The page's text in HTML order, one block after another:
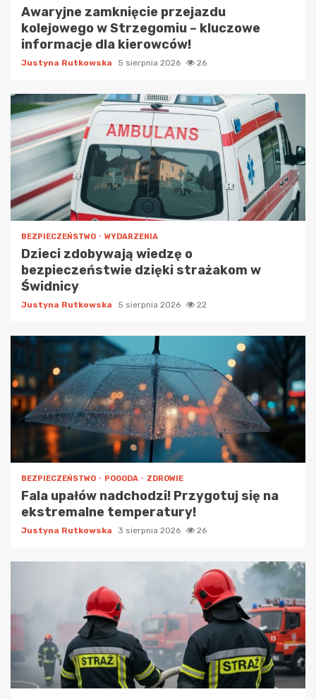
Awaryjne zamknięcie przejazdu
kolejowego w Strzegomiu – kluczowe
informacje dla kierowców!
Justyna Rutkowska 5 sierpnia 2026 26
BEZPIECZEŃSTWO WYDARZENIA
Dzieci zdobywają wiedzę o
bezpieczeństwie dzięki strażakom w
Świdnicy
Justyna Rutkowska 5 sierpnia 2026 22
BEZPIECZEŃSTWO POGODA ZDROWIE
Fala upałów nadchodzi! Przygotuj się na
ekstremalne temperatury!
Justyna Rutkowska 3 sierpnia 2026 26